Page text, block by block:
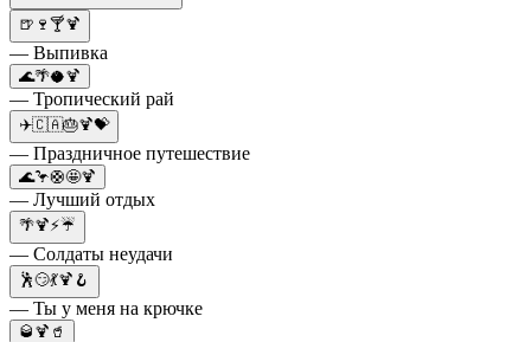
🍺🍷🍸🍹
— Выпивка
🌊🌴🥥🍹
— Тропический рай
✈️🇨🇦🎂🍹💝
— Праздничное путешествие
🌊🦩🛟🤩🍹
— Лучший отдых
🌴🍹⚡️☔️
— Солдаты неудачи
🕺😏💃🍹🪝
— Ты у меня на крючке
🥃🍹🥤